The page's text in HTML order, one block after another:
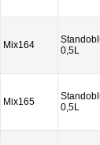
Mix164
0,5L
Mix165
0,5L